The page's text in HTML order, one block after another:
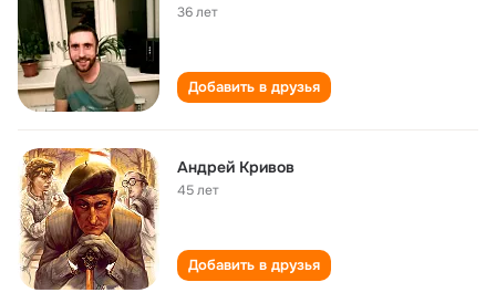
36 лет
Добавить в друзья
Андрей Кривов
45 лет
Добавить в друзья